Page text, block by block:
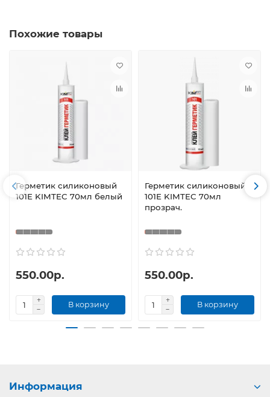
Похожие товары
Герметик силиконовый
101Е KIMTEC 70мл белый
550.00р.
В корзину
Герметик силиконовый
101Е KIMTEC 70мл
прозрач.
550.00р.
В корзину
Информация